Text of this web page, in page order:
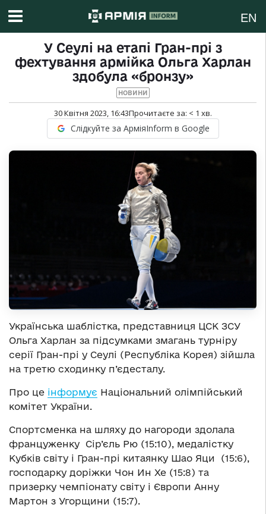
EN
У Сеулі на етапі Гран-прі з
фехтування армійка Ольга Харлан
здобула «бронзу»
НОВИНИ
30 Квітня 2023, 16:43Прочитаєте за: < 1 хв.
Слідкуйте за АрміяInform в Google
Українська шаблістка, представниця ЦСК ЗСУ
Ольга Харлан за підсумками змагань турніру
серії Гран-прі у Сеулі (Республіка Корея) зійшла
на третю сходинку п’єдесталу.
Про це інформує Національний олімпійський
комітет України.
Спортсменка на шляху до нагороди здолала
француженку Сір’єль Рю (15:10), медалістку
Кубків світу і Гран-прі китаянку Шао Яци (15:6),
господарку доріжки Чон Ин Хе (15:8) та
призерку чемпіонату світу і Європи Анну
Мартон з Угорщини (15:7).